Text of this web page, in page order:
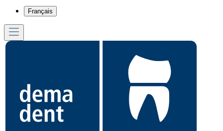
Français